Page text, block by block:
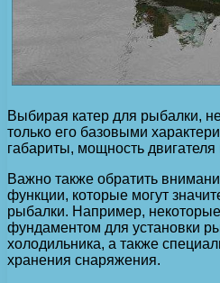
Выбирая катер для рыбалки,
только его базовыми
габариты, мощность
Важно также обратить
функции, которые могут
рыбалки. Например,
фундаментом для установки
холодильника, а также
хранения снаряжения.